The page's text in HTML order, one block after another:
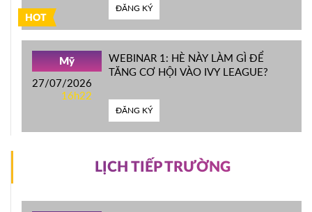
HOT
ĐĂNG KÝ
Mỹ
27/07/2026
16h22
WEBINAR 1: HÈ NÀY LÀM GÌ ĐỂ
TĂNG CƠ HỘI VÀO IVY LEAGUE?
ĐĂNG KÝ
LỊCH TIẾP TRƯỜNG